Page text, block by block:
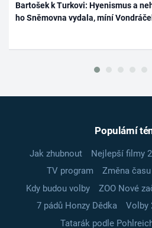
Bartošek k Turkovi: Hyenismus a
ho Sněmovna vydala, míní
Populární
Jak zhubnout Nejlepší filmy
TV program
Změna času
Kdy budou volby
ZOO Nové
7 pádů Honzy Dědka
Volby
Tatarák podle